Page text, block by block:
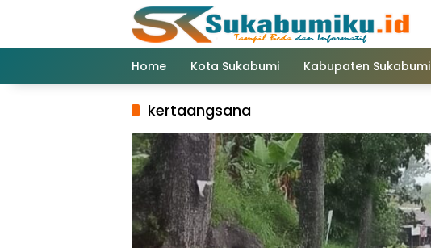
Home Kota Sukabumi Kabupaten Sukabumi
kertaangsana